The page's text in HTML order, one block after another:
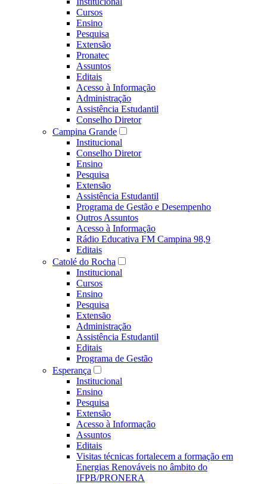
Cursos
Ensino
Pesquisa
Extensão
Pronatec
Assuntos
Editais
Acesso à Informação
Administração
Assistência Estudantil
Conselho Diretor
Campina Grande
Institucional
Conselho Diretor
Ensino
Pesquisa
Extensão
Assistência Estudantil
Programa de Gestão e Desempenho
Outros Assuntos
Acesso à Informação
Rádio Educativa FM Campina 98,9
Editais
Catolé do Rocha
Institucional
Cursos
Ensino
Pesquisa
Extensão
Administração
Assistência Estudantil
Editais
Programa de Gestão
Esperança
Institucional
Ensino
Pesquisa
Extensão
Acesso à Informação
Assuntos
Editais
Visitas técnicas fortalecem a formação em
Energias Renováveis no âmbito do
IFPB/PRONERA